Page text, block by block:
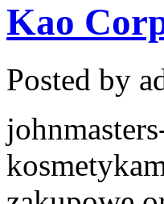
Kao
Posted by